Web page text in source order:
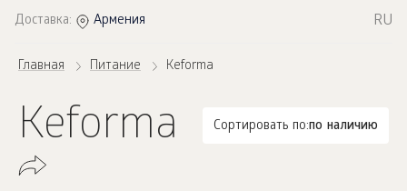
Доставка: Армения RU
Главная Питание Keforma
Keforma Сортировать по:по наличию